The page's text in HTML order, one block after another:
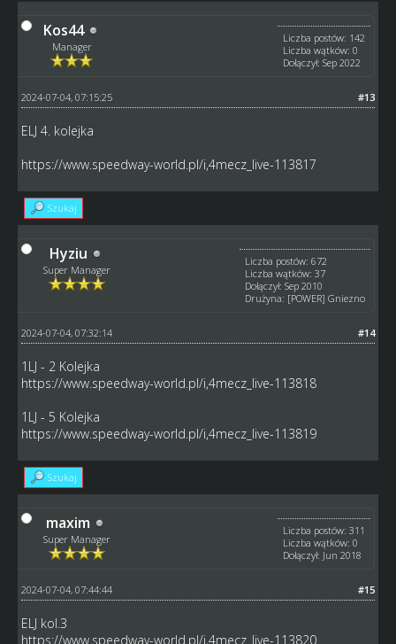
Kos44
Manager
Liczba postów: 142
Liczba wątków: 0
Dołączył: Sep 2022
#13
2024-07-04, 07:15:25
ELJ 4. kolejka
https://www.speedway-world.pl/i,4mecz_live-113817
Szukaj
Hyziu
Super Manager
Liczba postów: 672
Liczba wątków: 37
Dołączył: Sep 2010
Drużyna: [POWER] Gniezno
#14
2024-07-04, 07:32:14
1LJ - 2 Kolejka
https://www.speedway-world.pl/i,4mecz_live-113818
1LJ - 5 Kolejka
https://www.speedway-world.pl/i,4mecz_live-113819
Szukaj
maxim
Super Manager
Liczba postów: 311
Liczba wątków: 0
Dołączył: Jun 2018
#15
2024-07-04, 07:44:44
ELJ kol.3
https://www.speedway-world.pl/i,4mecz_live-113820